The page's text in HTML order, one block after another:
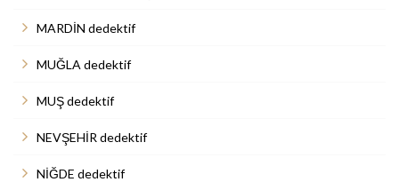
MARDİN dedektif
MUĞLA dedektif
MUŞ dedektif
NEVŞEHİR dedektif
NİĞDE dedektif